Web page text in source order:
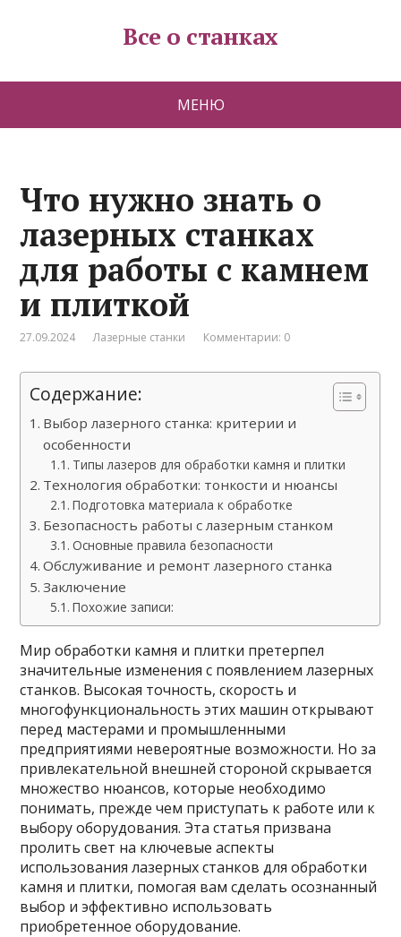
Все о станках
МЕНЮ
Что нужно знать о
лазерных станках
для работы с камнем
и плиткой
27.09.2024 Лазерные станки Комментарии: 0
Содержание:
Выбор лазерного станка: критерии и
особенности
Типы лазеров для обработки камня и плитки
Технология обработки: тонкости и нюансы
Подготовка материала к обработке
Безопасность работы с лазерным станком
Основные правила безопасности
Обслуживание и ремонт лазерного станка
Заключение
Похожие записи:
Мир обработки камня и плитки претерпел
значительные изменения с появлением лазерных
станков. Высокая точность, скорость и
многофункциональность этих машин открывают
перед мастерами и промышленными
предприятиями невероятные возможности. Но за
привлекательной внешней стороной скрывается
множество нюансов, которые необходимо
понимать, прежде чем приступать к работе или к
выбору оборудования. Эта статья призвана
пролить свет на ключевые аспекты
использования лазерных станков для обработки
камня и плитки, помогая вам сделать осознанный
выбор и эффективно использовать
приобретенное оборудование.